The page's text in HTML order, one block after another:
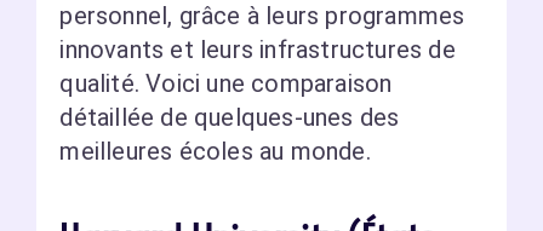
personnel, grâce à leurs programmes
innovants et leurs infrastructures de
qualité. Voici une comparaison
détaillée de quelques-unes des
meilleures écoles au monde.